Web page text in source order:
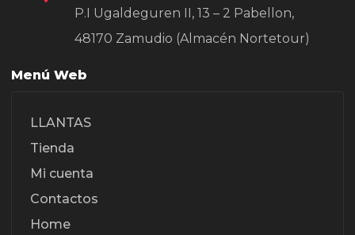
P.I Ugaldeguren II, 13 – 2 Pabellon,
48170 Zamudio (Almacén Nortetour)
Menú Web
LLANTAS
Tienda
Mi cuenta
Contactos
Home